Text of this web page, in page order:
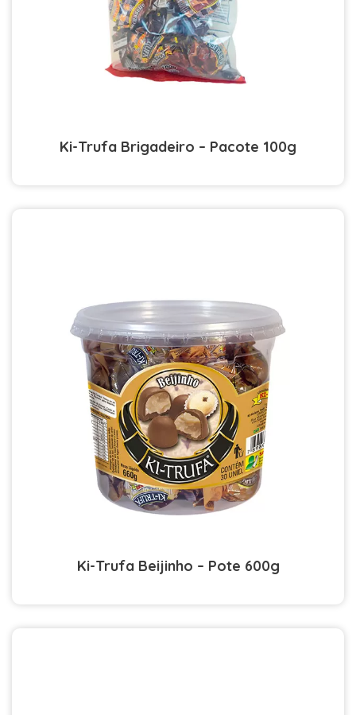
Ki-Trufa Brigadeiro – Pacote 100g
Ki-Trufa Beijinho – Pote 600g